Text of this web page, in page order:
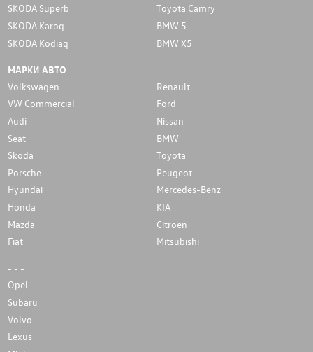
SKODA Superb
SKODA Karoq
SKODA Kodiaq
Toyota Camry
BMW 5
BMW X5
МАРКИ АВТО
Volkswagen
Renault
VW Commercial
Ford
Audi
Nissan
Seat
BMW
Skoda
Toyota
Porsche
Peugeot
Hyundai
Mercedes-Benz
Honda
KIA
Mazda
Citroen
Fiat
Mitsubishi
- - -
Opel
Subaru
Volvo
Lexus